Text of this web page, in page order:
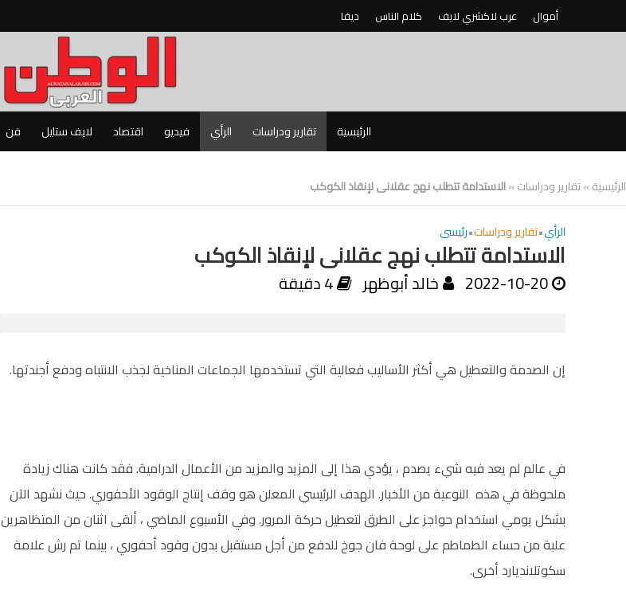
أموال عرب لاكشري لايف كلام الناس ديفا
الرئيسية تقارير ودراسات الرأي فيديو اقتصاد لايف ستايل فن
الرئيسية»تقارير ودراسات»الاستدامة تتطلب نهج عقلانى لإنقاذ الكوكب
الرأي•تقارير ودراسات•رئيسى
الاستدامة تتطلب نهج عقلانى لإنقاذ الكوكب
2022-10-20 خالد أبوظهر 4 دقيقة
إن الصدمة والتعطيل هي أكثر الأساليب فعالية التي تستخدمها الجماعات المناخية لجذب الانتباه ودفع أجندتها.
في عالم لم يعد فيه شيء يصدم ، يؤدي هذا إلى المزيد والمزيد من الأعمال الدرامية. فقد كانت هناك زيادة
ملحوظة في هذه النوعية من الأخبار. الهدف الرئيسي المعلن هو وقف إنتاج الوقود الأحفوري. حيث نشهد الآن
بشكل يومي استخدام حواجز على الطرق لتعطيل حركة المرور. وفي الأسبوع الماضي ، ألقى اثنان من المتظاهرين
علبة من حساء الطماطم على لوحة فان جوخ للدفع من أجل مستقبل بدون وقود أحفوري ، بينما تم رش علامة
سكوتلانديارد أخرى.